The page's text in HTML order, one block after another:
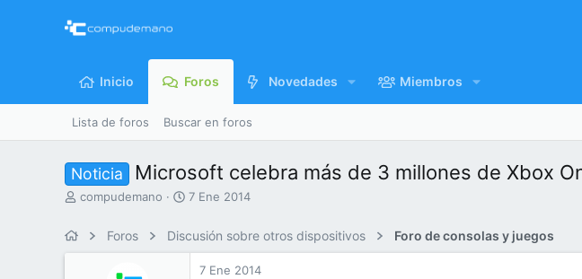
Inicio Foros Novedades Miembros
Lista de foros Buscar en foros
Noticia Microsoft celebra más de 3 millones de Xbox
Icompudemano
F
h
7 Ene 2014
Foros Discusión sobre otros dispositivos Foro de consolas y juegos
7 Ene 2014